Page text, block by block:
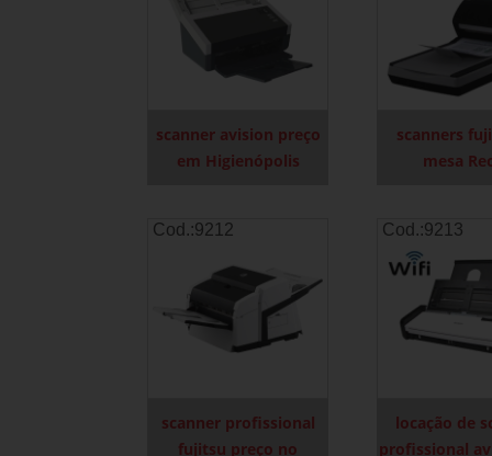
scanner avision preço
em Higienópolis
scanners
mesa
Cod.:9212
scanner profissional
fujitsu preço no
Cod.:9213
locação de
profissional